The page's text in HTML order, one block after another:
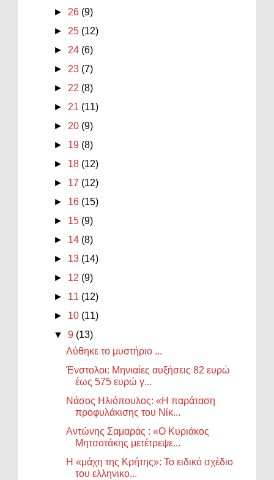
► 26 (9)
► 25 (12)
► 24 (6)
► 23 (7)
► 22 (8)
► 21 (11)
► 20 (9)
► 19 (8)
► 18 (12)
► 17 (12)
► 16 (15)
► 15 (9)
► 14 (8)
► 13 (14)
► 12 (9)
► 11 (12)
► 10 (11)
▼9 (13)
Λύθηκε το μυστήριο ...
Ένστολοι: Μηνιαίες αυξήσεις 82 ευρώ
έως 575 ευρώ γ...
Νάσος Ηλιόπουλος: «Η παράταση
προφυλάκισης του Νίκ...
Αντώνης Σαμαράς : «Ο Κυριάκος
Μητσοτάκης μετέτρεψε...
Η «μάχη της Κρήτης»: Το ειδικό σχέδιο
του ελληνικο...